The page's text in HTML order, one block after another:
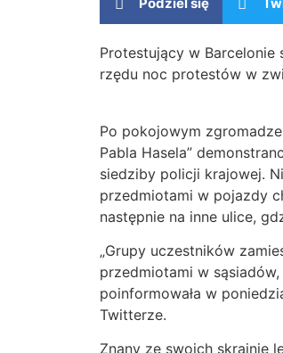
Protestujący w Barcelonie
rzędu noc protestów w
Po pokojowym
Pabla Hasela”
siedziby policji krajowej.
przedmiotami w pojazdy
następnie na inne ulice,
„Grupy uczestników
przedmiotami w
poinformowała w
Twitterze.
Znany ze swoich skrajnie